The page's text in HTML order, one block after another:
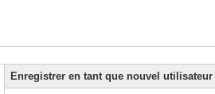
Enregistrer en tant que nouvel utilisateur